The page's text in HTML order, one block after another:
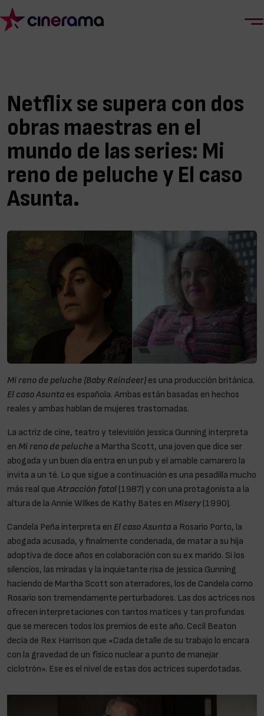
Netflix se supera con dos
obras maestras en el
mundo de las series: Mi
reno de peluche y El caso
Asunta.
Mi reno de peluche (Baby Reindeer) es una producción británica.
El caso Asunta es española. Ambas están basadas en hechos
reales y ambas hablan de mujeres trastornadas.
La actriz de cine, teatro y televisión Jessica Gunning interpreta
en Mi reno de peluche a Martha Scott, una joven que dice ser
abogada y un buen día entra en un pub y el amable camarero la
invita a un té. Lo que sigue a continuación es una pesadilla mucho
más real que Atracción fatal (1987) y con una protagonista a la
altura de la Annie Wilkes de Kathy Bates en Misery (1990).
Candela Peña interpreta en El caso Asunta a Rosario Porto, la
abogada acusada, y finalmente condenada, de matar a su hija
adoptiva de doce años en colaboración con su ex marido. Si los
silencios, las miradas y la inquietante risa de Jessica Gunning
haciendo de Martha Scott son aterradores, los de Candela como
Rosario son tremendamente perturbadores. Las dos actrices nos
ofrecen interpretaciones con tantos matices y tan profundas
que se merecen todos los premios de este año. Cecil Beaton
decía de Rex Harrison que «Cada detalle de su trabajo lo encara
con la gravedad de un físico nuclear a punto de manejar
ciclotrón». Ese es el nivel de estas dos actrices superdotadas.